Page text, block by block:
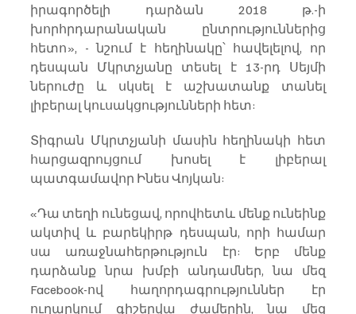
իրագործելի դարձան 2018 թ.-ի
խորհրդարանական ընտրություններից
հետո», - նշում է հեղինակը՝ հավելելով, որ
դեսպան Մկրտչյանը տեսել է 13-րդ Սեյմի
ներուժը և սկսել է աշխատանք տանել
լիբերալ կուսակցությունների հետ:
Տիգրան Մկրտչյանի մասին հեղինակի հետ
հարցազրույցում խոսել է լիբերալ
պատգամավոր Ինես Վոյկան:
«Դա տեղի ունեցավ, որովհետև մենք ունեինք
ակտիվ և բարեկիրթ դեսպան, որի համար
սա առաջնահերթություն էր: Երբ մենք
դարձանք նրա խմբի անդամներ, նա մեզ
Facebook-ով հաղորդագրություններ էր
ուղարկում գիշերվա ժամերին, նա մեզ